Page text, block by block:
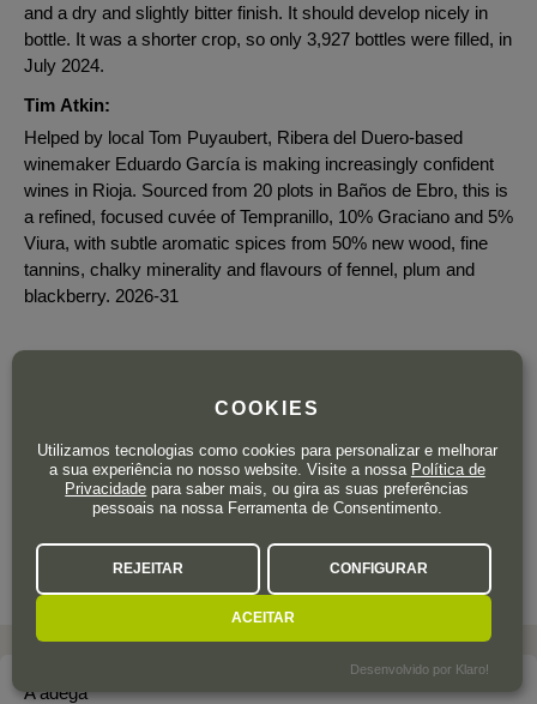
and a dry and slightly bitter finish. It should develop nicely in
bottle. It was a shorter crop, so only 3,927 bottles were filled, in
July 2024.
Tim Atkin:
Helped by local Tom Puyaubert, Ribera del Duero-based
winemaker Eduardo García is making increasingly confident
wines in Rioja. Sourced from 20 plots in Baños de Ebro, this is
a refined, focused cuvée of Tempranillo, 10% Graciano and 5%
Viura, with subtle aromatic spices from 50% new wood, fine
tannins, chalky minerality and flavours of fennel, plum and
blackberry. 2026-31
75,90 € IVA incluído
Garrafa 75 cl.| 101,20 € / Litro
A adega
COOKIES
Utilizamos tecnologias como cookies para personalizar e melhorar
a sua experiência no nosso website. Visite a nossa Política de
Privacidade para saber mais, ou gira as suas preferências
pessoais na nossa Ferramenta de Consentimento.
REJEITAR CONFIGURAR
ACEITAR
Desenvolvido por Klaro!